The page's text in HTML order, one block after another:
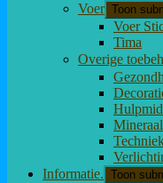
Voer Toon
Voer
Tima
Overige
Informatie. Toon